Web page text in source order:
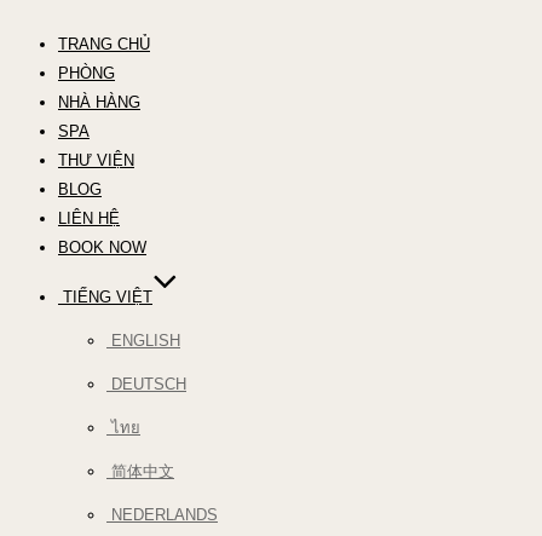
TRANG CHỦ
PHÒNG
NHÀ HÀNG
SPA
THƯ VIỆN
BLOG
LIÊN HỆ
BOOK NOW
TIẾNG VIỆT
ENGLISH
DEUTSCH
ไทย
简体中文
NEDERLANDS